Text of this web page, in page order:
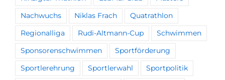
Nachwuchs Niklas Frach Quatrathlon
Regionalliga Rudi-Altmann-Cup Schwimmen
Sponsorenschwimmen Sportförderung
Sportlerehrung Sportlerwahl Sportpolitik